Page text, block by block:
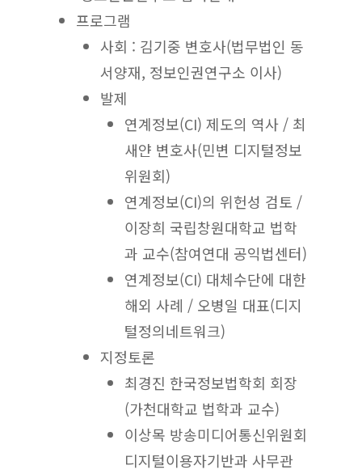
프로그램
사회 : 김기중 변호사(법무법인 동
서양재, 정보인권연구소 이사)
발제
연계정보(CI) 제도의 역사 / 최
새얀 변호사(민변 디지털정보
위원회)
연계정보(CI)의 위헌성 검토 /
이장희 국립창원대학교 법학
과 교수(참여연대 공익법센터)
연계정보(CI) 대체수단에 대한
해외 사례 / 오병일 대표(디지
털정의네트워크)
지정토론
최경진 한국정보법학회 회장
(가천대학교 법학과 교수)
이상목 방송미디어통신위원회
디지털이용자기반과 사무관